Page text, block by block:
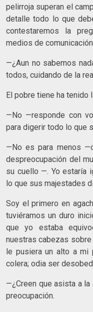
pelirroja superan el
detalle todo lo que
contestaremos la
medios de
—¿Aun no sabemos
todos, cuidando de la
El pobre tiene ha tenido
—No —responde con
para digerir todo lo que
—No es para menos
despreocupación del
su cuello —. Yo estaría
lo que sus majestades
Soy el primero en
tuviéramos un duro
que yo estaba
nuestras cabezas
le pusiera un alto a mi
colera; odia ser
—¿Creen que asista a
preocupación.